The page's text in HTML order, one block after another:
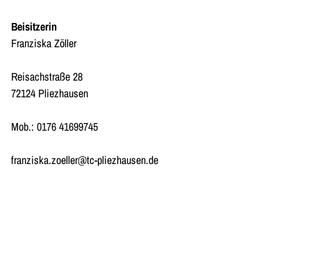
Beisitzerin
Franziska Zöller
Reisachstraße 28
72124 Pliezhausen
Mob.: 0176 41699745
franziska.zoeller@tc-pliezhausen.de